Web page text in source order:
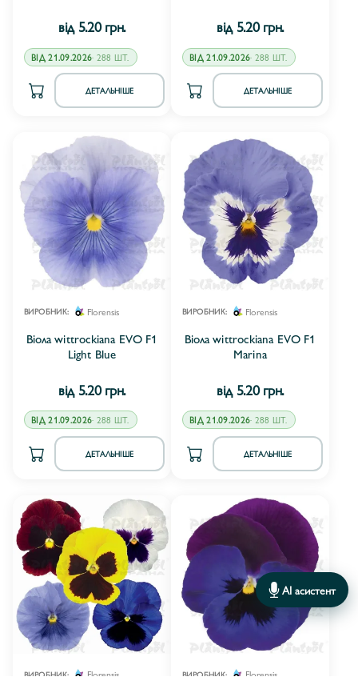
від 5.20 грн.
ВІД 21.09.2026· 288 ШТ.
ДЕТАЛЬНІШЕ
від 5.20 грн.
ВІД 21.09.2026· 288 ШТ.
ДЕТАЛЬНІШЕ
ВИРОБНИК: Florensis
Віола wittrockiana EVO F1
Light Blue
від 5.20 грн.
ВІД 21.09.2026· 288 ШТ.
ДЕТАЛЬНІШЕ
ВИРОБНИК: Florensis
Віола wittrockiana EVO F1
Marina
від 5.20 грн.
ВІД 21.09.2026· 288 ШТ.
ДЕТАЛЬНІШЕ
ВИРОБНИК: Florensis ВИРОБНИК: Florensis
AI асистент